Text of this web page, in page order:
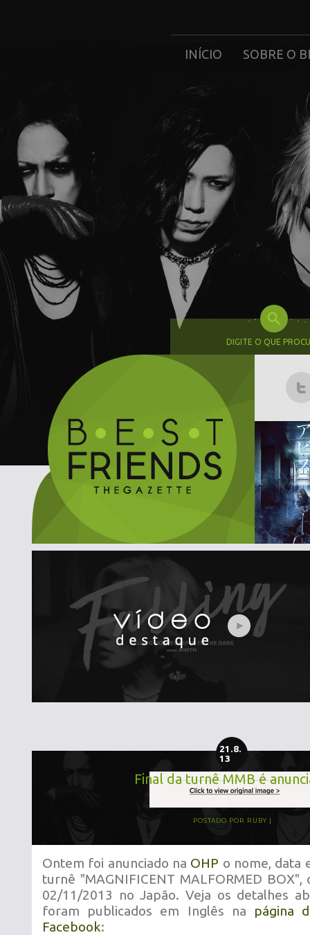
INÍCIO SOBRE O
DIGITE O QUE
21.8.
13
Final da turnê MMB é
POSTADO POR RUBY
Ontem foi anunciado na OHP o nome, data
turnê "MAGNIFICENT MALFORMED
02/11/2013 no Japão. Veja os detalhes
foram publicados em Inglês na página
Facebook: